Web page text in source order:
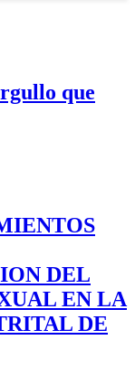
que
DEL
EN LA
DE